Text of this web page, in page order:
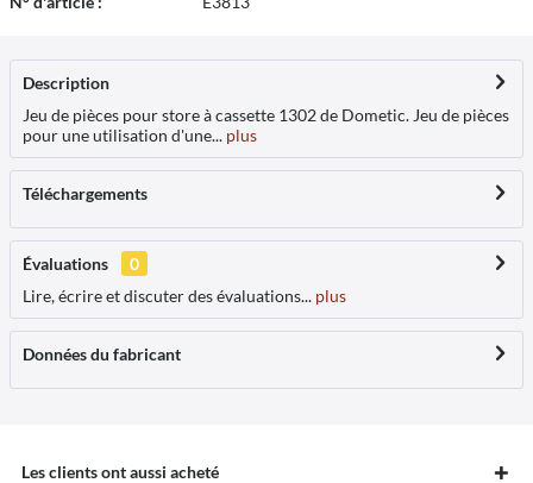
Description
Jeu de pièces pour store à cassette 1302 de Dometic. Jeu de pièces
pour une utilisation d'une... plus
Téléchargements
Évaluations
0
Lire, écrire et discuter des évaluations... plus
Données du fabricant
Les clients ont aussi acheté